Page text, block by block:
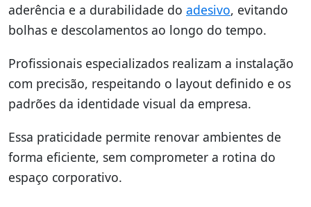
aderência e a durabilidade do adesivo, evitando
bolhas e descolamentos ao longo do tempo.
Profissionais especializados realizam a instalação
com precisão, respeitando o layout definido e os
padrões da identidade visual da empresa.
Essa praticidade permite renovar ambientes de
forma eficiente, sem comprometer a rotina do
espaço corporativo.